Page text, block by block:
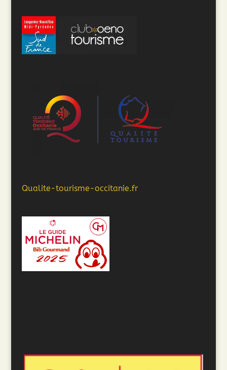
Qualite-tourisme-occitanie.fr